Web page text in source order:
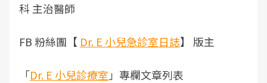
科 主治醫師
FB 粉絲團【 Dr. E 小兒急診室日誌】 版主
「Dr. E 小兒診療室 」專欄文章列表